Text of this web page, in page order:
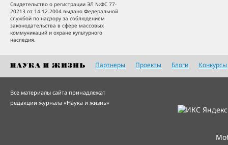
Свидетельство о регистрации ЭЛ №ФС 77-
20213 от 14.12.2004 выдано Федеральной
службой по надзору за соблюдением
законодательства в сфере массовых
коммуникаций и охране культурного
наследия.
Партнеры Проекты Блоги Конкурсы
Все материалы сайта принадлежат
редакции журнала «Наука и жизнь»